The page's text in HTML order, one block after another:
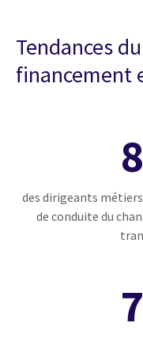
Tendances
financement
des dirigeants
de conduite du